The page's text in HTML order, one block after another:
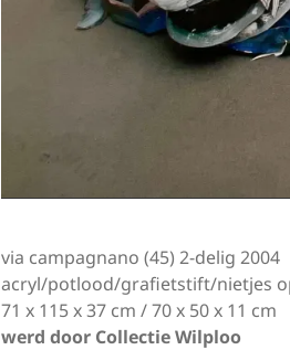
via campagnano (45) 2-delig 2004
acryl/potlood/grafietstift/nietjes
71 x 115 x 37 cm / 70 x 50 x 11 cm
werd door Collectie Wilploo